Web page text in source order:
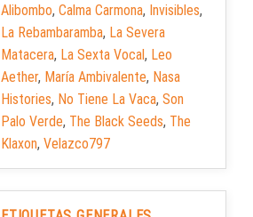
Alibombo, Calma Carmona, Invisibles,
La Rebambaramba, La Severa
Matacera, La Sexta Vocal, Leo
Aether, María Ambivalente, Nasa
Histories, No Tiene La Vaca, Son
Palo Verde, The Black Seeds, The
Klaxon, Velazco797